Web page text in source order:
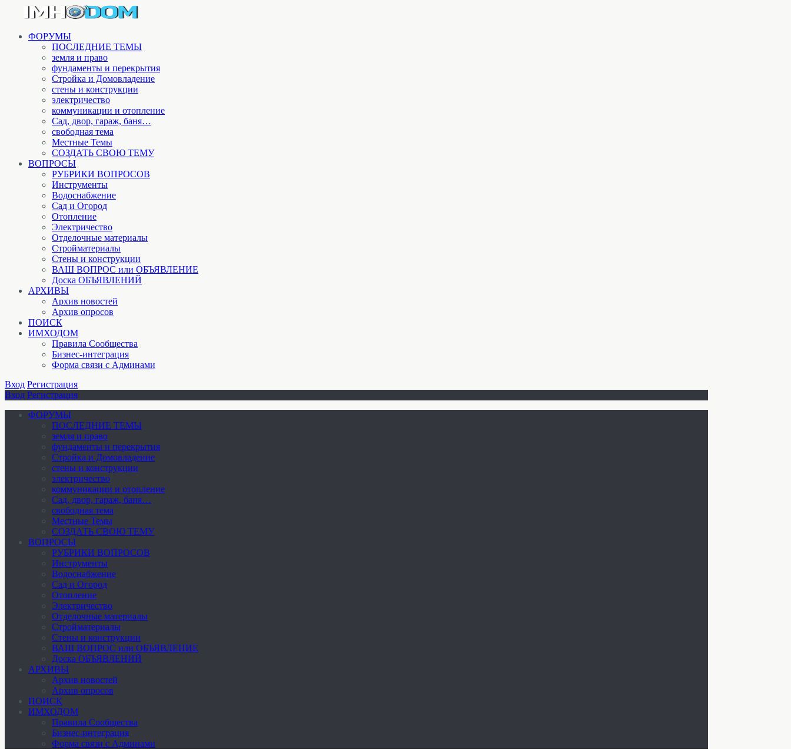
ФОРУМЫ
ПОСЛЕДНИЕ ТЕМЫ
земля и право
фундаменты и перекрытия
Стройка и Домовладение
стены и конструкции
электричество
коммуникации и отопление
Cад, двор, гараж, баня…
свободная тема
Местные Темы
СОЗДАТЬ СВОЮ ТЕМУ
ВОПРОСЫ
РУБРИКИ ВОПРОСОВ
Инструменты
Водоснабжение
Сад и Огород
Отопление
Электричество
Отделочные материалы
Стройматериалы
Стены и конструкции
ВАШ ВОПРОС или ОБЪЯВЛЕНИЕ
Доска ОБЪЯВЛЕНИЙ
АРХИВЫ
Архив новостей
Архив опросов
ПОИСК
ИМХОДОМ
Правила Сообщества
Бизнес-интеграция
Форма связи с Админами
Вход Регистрация
Вход Регистрация
ФОРУМЫ
ПОСЛЕДНИЕ ТЕМЫ
земля и право
фундаменты и перекрытия
Стройка и Домовладение
стены и конструкции
электричество
коммуникации и отопление
Cад, двор, гараж, баня…
свободная тема
Местные Темы
СОЗДАТЬ СВОЮ ТЕМУ
ВОПРОСЫ
РУБРИКИ ВОПРОСОВ
Инструменты
Водоснабжение
Сад и Огород
Отопление
Электричество
Отделочные материалы
Стройматериалы
Стены и конструкции
ВАШ ВОПРОС или ОБЪЯВЛЕНИЕ
Доска ОБЪЯВЛЕНИЙ
АРХИВЫ
Архив новостей
Архив опросов
ПОИСК
ИМХОДОМ
Правила Сообщества
Бизнес-интеграция
Форма связи с Админами